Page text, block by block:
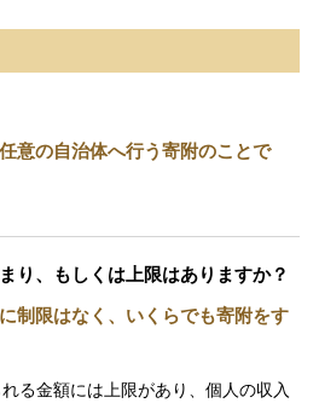
意の自治体へ行う寄附のことで
り、もしくは上限はありますか？
制限はなく、いくらでも寄附をす
る金額には上限があり、個人の収入